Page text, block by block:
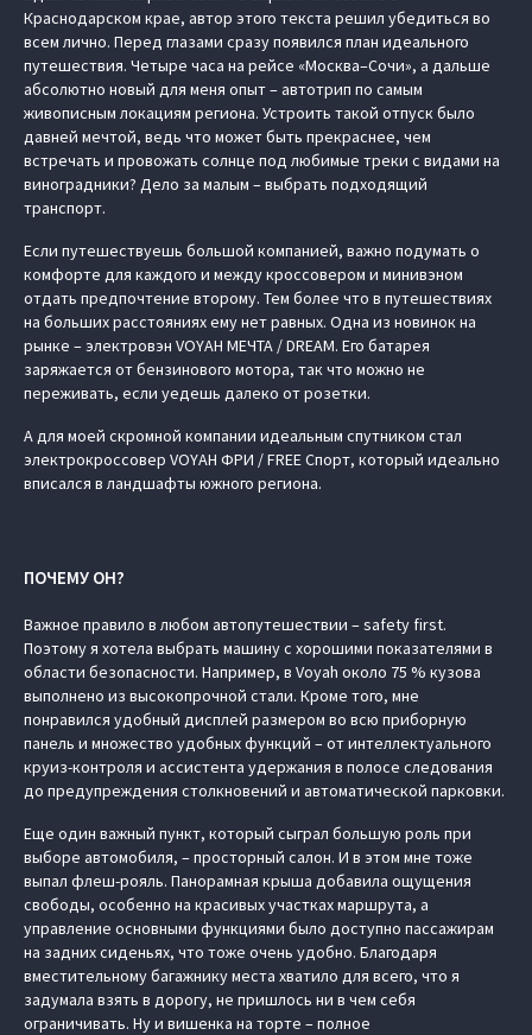
Краснодарском крае, автор этого текста решил убедиться во
всем лично. Перед глазами сразу появился план идеального
путешествия. Четыре часа на рейсе «Москва–Сочи», а дальше
абсолютно новый для меня опыт – автотрип по самым
живописным локациям региона. Устроить такой отпуск было
давней мечтой, ведь что может быть прекраснее, чем
встречать и провожать солнце под любимые треки с видами на
виноградники? Дело за малым – выбрать подходящий
транспорт.
Если путешествуешь большой компанией, важно подумать о
комфорте для каждого и между кроссовером и минивэном
отдать предпочтение второму. Тем более что в путешествиях
на больших расстояниях ему нет равных. Одна из новинок на
рынке – электровэн VOYAH МЕЧТА / DREAM. Его батарея
заряжается от бензинового мотора, так что можно не
переживать, если уедешь далеко от розетки.
А для моей скромной компании идеальным спутником стал
электрокроссовер VOYAH ФРИ / FREE Спорт, который идеально
вписался в ландшафты южного региона.
ПОЧЕМУ ОН?
Важное правило в любом автопутешествии – safety first.
Поэтому я хотела выбрать машину с хорошими показателями в
области безопасности. Например, в Voyah около 75 % кузова
выполнено из высокопрочной стали. Кроме того, мне
понравился удобный дисплей размером во всю приборную
панель и множество удобных функций – от интеллектуального
круиз-контроля и ассистента удержания в полосе следования
до предупреждения столкновений и автоматической парковки.
Еще один важный пункт, который сыграл большую роль при
выборе автомобиля, – просторный салон. И в этом мне тоже
выпал флеш-рояль. Панорамная крыша добавила ощущения
свободы, особенно на красивых участках маршрута, а
управление основными функциями было доступно пассажирам
на задних сиденьях, что тоже очень удобно. Благодаря
вместительному багажнику места хватило для всего, что я
задумала взять в дорогу, не пришлось ни в чем себя
ограничивать. Ну и вишенка на торте – полное